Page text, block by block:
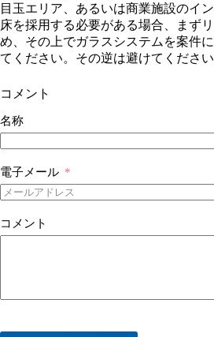
目玉エリア、あるいは商業施設のイ
床を採用する必要がある場合、まず
め、その上でガラスシステムを案件
てください。その逆は避けてくださ
コメント
名称
電子メール
コメント